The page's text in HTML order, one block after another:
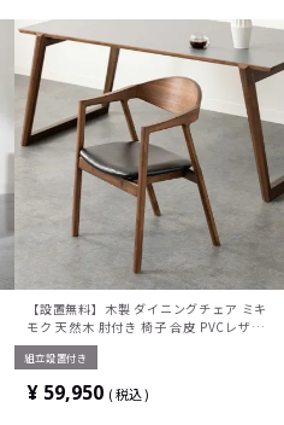
【設置無料】木製 ダイニングチェア ミキ
モク 天然木 肘付き 椅子 合皮 PVCレザー
食卓椅子 ウォールナット ラバーウッド リ
ビング椅子 おしゃれ シンプル ダイニング
ブラウン
組立設置付き
¥ 59,950 税込